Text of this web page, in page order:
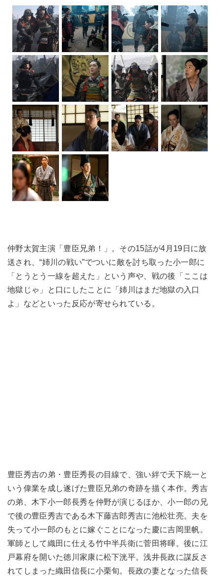
仲野太賀主演「豊臣兄弟！」。その15話が4月19日に放
送され、“姉川の戦い”でついに敵を討ち取った小一郎に
「とうとう一線を超えた」という声や、戦の後「ここは
地獄じゃ」と口にしたことに「姉川はまだ地獄の入口
よ」などといった反応が寄せられている。
豊臣秀吉の弟・豊臣秀長の目線で、強い絆で天下統一と
いう偉業を成し遂げた豊臣兄弟の奇跡を描く本作。秀吉
の弟、木下小一郎長秀を仲野が演じるほか、小一郎の兄
で後の豊臣秀吉である木下藤吉郎秀吉に池松壮亮。夫を
失って小一郎のもとに嫁ぐことになった慶に吉岡里帆。
軍師として織田に仕える竹中半兵衛に菅田将暉。後に江
戸幕府を開いた徳川家康に松下洸平。浅井長政に謀反さ
れてしまった織田信長に小栗旬。長政の妻となった信長